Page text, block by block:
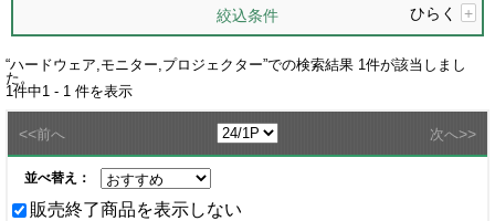
絞込条件 ひらく +
“ハードウェア,モニター,プロジェクター”での検索結果 1件が該当しまし
た。
1件中1 - 1 件を表示
<<前へ 次へ>>
並べ替え：
販売終了商品を表示しない